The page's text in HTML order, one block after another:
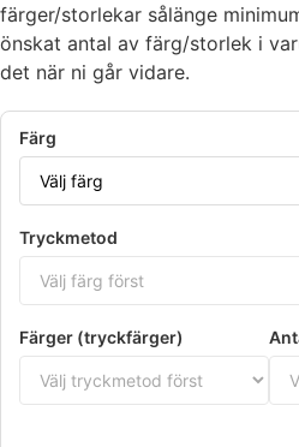
färger/storlekar sålänge
önskat antal av färg/storlek i
det när ni går vidare.
Färg
Tryckmetod
Färger (tryckfärger)